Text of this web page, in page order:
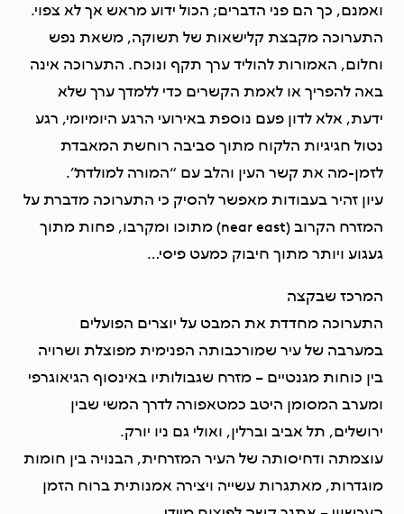
ואמנם, כך הם פני הדברים; הכול ידוע מראש אך לא צפוי.
התערוכה מקבצת קלישאות של תשוקה, משאת נפש
וחלום, האמורות להוליד ערך תקף ונוכח. התערוכה אינה
באה להפריך או לאמת הקשרים כדי ללמדך ערך שלא
ידעת, אלא לדון פעם נוספת באירועי הרגע היומיומי, רגע
נטול חגיגיות הלקוח מתוך סביבה רוחשת המאבדת
לזמן-מה את קשר העין והלב עם “המורה למולדת”.
עיון זהיר בעבודות מאפשר להסיק כי התערוכה מדברת על
המזרח הקרוב (near east) מתוכו ומקִרבו, פחות מתוך
געגוע ויותר מתוך חיבוק כמעט פיסי…
המרכז שבקצה
התערוכה מחדדת את המבט על יוצרים הפועלים
במערבה של עיר שמורכבותה הפנימית מפוצלת ושרויה
בין כוחות מגנטיים – מזרח שגבולותיו באינסוף הגיאוגרפי
ומערב המסומן היטב כמטאפורה לדרך המשי שבין
ירושלים, תל אביב וברלין, ואולי גם ניו יורק.
עוצמתה ודחיסותה של העיר המזרחית, הבנויה בין חומות
מוגדרות, מאתגרות עשייה ויצירה אמנותית ברוח הזמן